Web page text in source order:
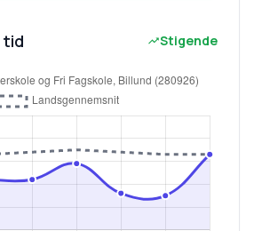
tid Stigende